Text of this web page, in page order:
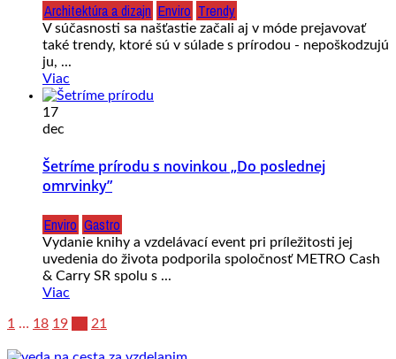
Architektúra a dizajn Enviro Trendy
V súčasnosti sa našťastie začali aj v móde prejavovať
také trendy, ktoré sú v súlade s prírodou - nepoškodzujú
ju, ...
Viac
17
dec
Šetríme prírodu s novinkou „Do poslednej
omrvinky”
Enviro Gastro
Vydanie knihy a vzdelávací event pri príležitosti jej
uvedenia do života podporila spoločnosť METRO Cash
& Carry SR spolu s ...
Viac
1 … 18 19 21